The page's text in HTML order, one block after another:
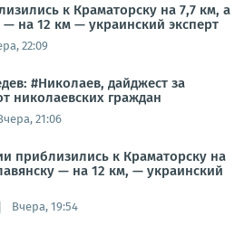
к Краматорску на 7,7 км, а
— на 12 км — украинский эксперт
22:09
#Николаев, дайджест за
николаевских граждан
21:06
приблизились к Краматорску на
— на 12 км, — украинский
Вчера, 19:54